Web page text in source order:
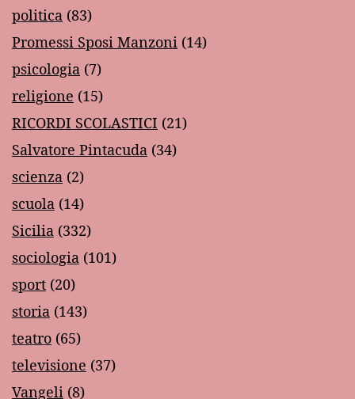
politica (83)
Promessi Sposi Manzoni (14)
psicologia (7)
religione (15)
RICORDI SCOLASTICI (21)
Salvatore Pintacuda (34)
scienza (2)
scuola (14)
Sicilia (332)
sociologia (101)
sport (20)
storia (143)
teatro (65)
televisione (37)
Vangeli (8)